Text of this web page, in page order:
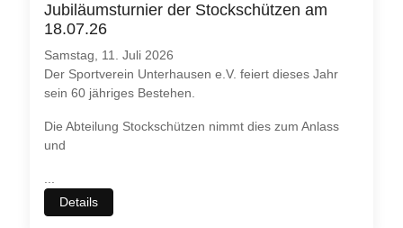
Jubiläumsturnier der Stockschützen am
18.07.26
Samstag, 11. Juli 2026
Der Sportverein Unterhausen e.V. feiert dieses Jahr
sein 60 jähriges Bestehen.
Die Abteilung Stockschützen nimmt dies zum Anlass
und
...
Details